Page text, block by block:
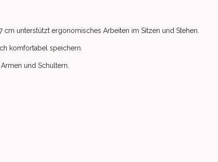
cm unterstützt ergonomisches Arbeiten im Sitzen und Stehen.
komfortabel speichern.
und Schultern.